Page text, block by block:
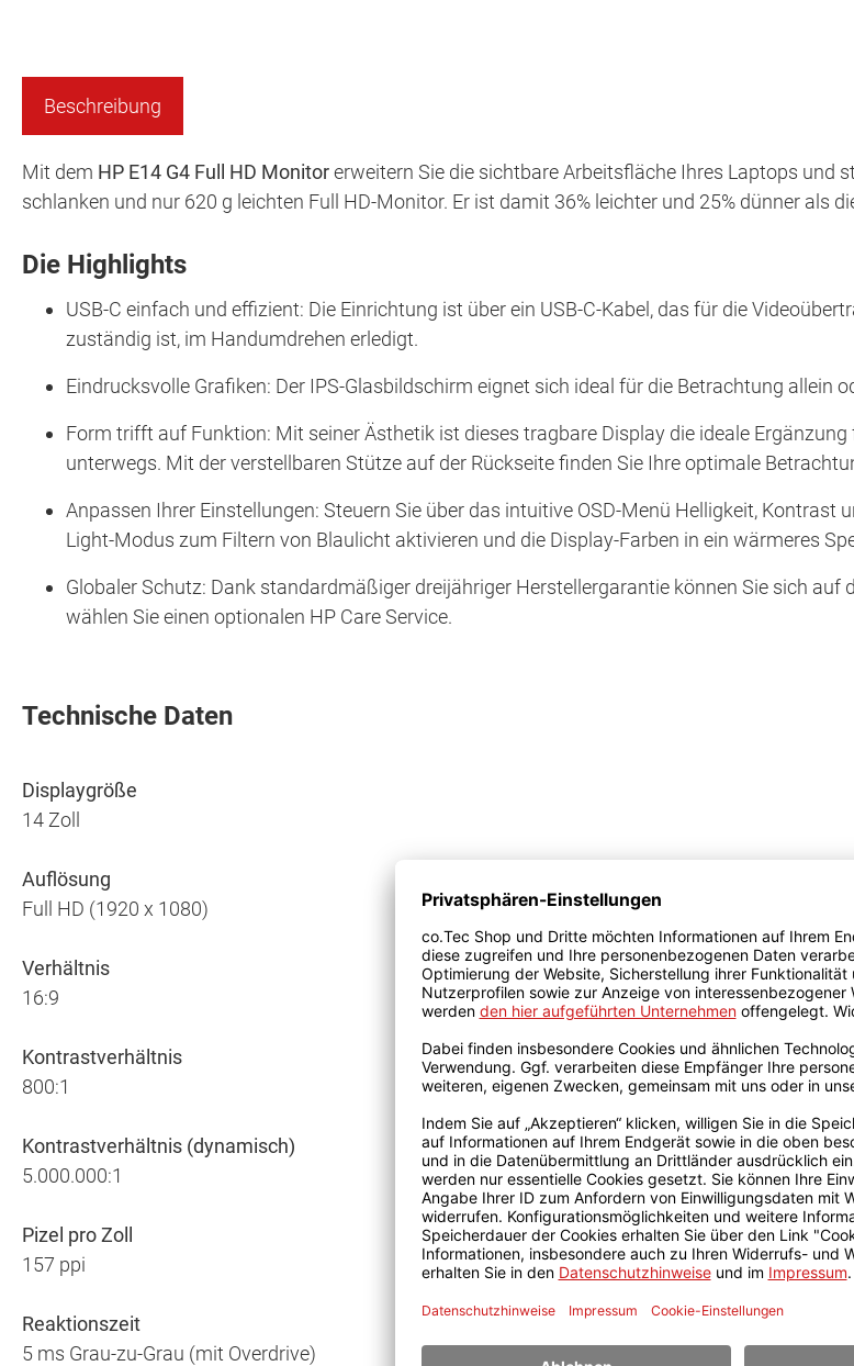
Beschreibung
Mit dem HP E14 G4 Full HD Monitorerweitern Sie die sichtbare Arbeitsfläche Ihres Laptops und
schlanken und nur 620 g leichten Full HD-Monitor. Er ist damit 36% leichter und 25% dünner als
Die Highlights
USB-C einfach und effizient: Die Einrichtung ist über ein USB-C-Kabel, das für die
zuständig ist, im Handumdrehen erledigt.
Eindrucksvolle Grafiken: Der IPS-Glasbildschirm eignet sich ideal für die Betrachtung allein
Form trifft auf Funktion: Mit seiner Ästhetik ist dieses tragbare Display die ideale
unterwegs. Mit der verstellbaren Stütze auf der Rückseite finden Sie Ihre optimale
Anpassen Ihrer Einstellungen: Steuern Sie über das intuitive OSD-Menü Helligkeit, Kontrast
Light-Modus zum Filtern von Blaulicht aktivieren und die Display-Farben in ein wärmeres
Globaler Schutz: Dank standardmäßiger dreijähriger Herstellergarantie können Sie sich
wählen Sie einen optionalen HP Care Service.
Technische Daten
Displaygröße
14 Zoll
Auflösung
Full HD (1920 x 1080)
Verhältnis
16:9
Kontrastverhältnis
800:1
Kontrastverhältnis (dynamisch)
5.000.000:1
Pizel pro Zoll
157 ppi
Reaktionszeit
5 ms Grau-zu-Grau (mit Overdrive)